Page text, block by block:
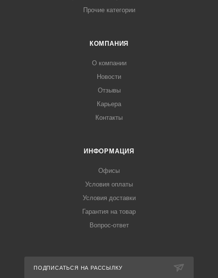
Прочие категории
КОМПАНИЯ
О компании
Новости
Отзывы
Карьера
Контакты
ИНФОРМАЦИЯ
Офисы
Условия оплаты
Условия доставки
Гарантия на товар
Вопрос-ответ
ПОДПИСАТЬСЯ НА РАССЫЛКУ